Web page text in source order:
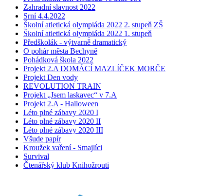
Zahradní slavnost 2022
Srní 4.4.2022
Školní atletická olympiáda 2022 2. stupeň ZŠ
Školní atletická olympiáda 2022 1. stupeň
Předškolák - výtvarně dramatický
O pohár města Bechyně
Pohádková škola 2022
Projekt 2.A DOMÁCÍ MAZLÍČEK MORČE
Projekt Den vody
REVOLUTION TRAIN
Projekt „Jsem laskavec“ v 7.A
Projekt 2.A - Halloween
Léto plné zábavy 2020 I
Léto plné zábavy 2020 II
Léto plné zábavy 2020 III
Všude papír
Kroužek vaření - Smajlíci
Survival
Čtenářský klub Knihožrouti